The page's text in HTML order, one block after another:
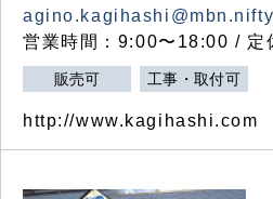
営業時間：9:00〜18:00 / 定
販売可 工事・取付可
http://www.kagihashi.com